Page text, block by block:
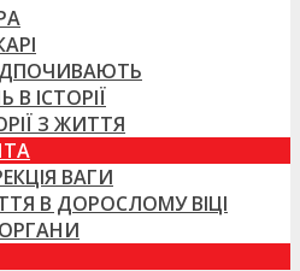
В ІСТОРІЇ
З ЖИТТЯ
ВАГИ
В ДОРОСЛОМУ ВІЦІ